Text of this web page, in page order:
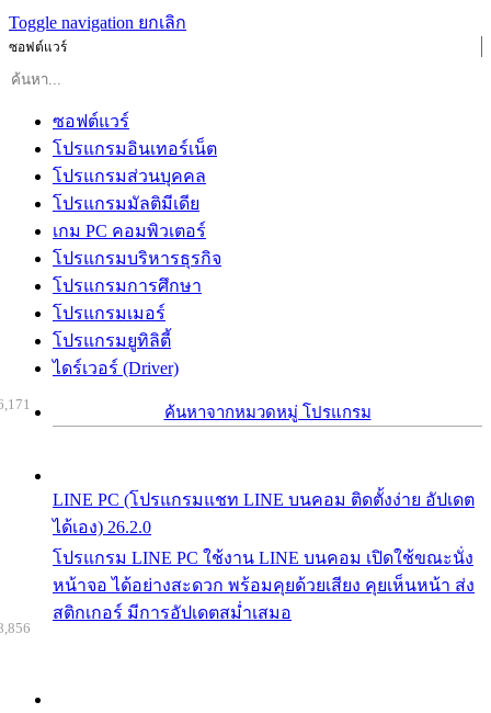
Toggle navigation ยกเลิก
ซอฟต์แวร์
ซอฟต์แวร์
โปรแกรมอินเทอร์เน็ต
โปรแกรมส่วนบุคคล
โปรแกรมมัลติมีเดีย
เกม PC คอมพิวเตอร์
โปรแกรมบริหารธุรกิจ
โปรแกรมการศึกษา
โปรแกรมเมอร์
โปรแกรมยูทิลิตี้
ไดร์เวอร์ (Driver)
ค้นหาจากหมวดหมู่ โปรแกรม
LINE PC (โปรแกรมแชท LINE บนคอม ติดตั้งง่าย อัปเดต
ได้เอง) 26.2.0
โปรแกรม LINE PC ใช้งาน LINE บนคอม เปิดใช้ขณะนั่ง
หน้าจอ ได้อย่างสะดวก พร้อมคุยด้วยเสียง คุยเห็นหน้า ส่ง
สติกเกอร์ มีการอัปเดตสม่ำเสมอ